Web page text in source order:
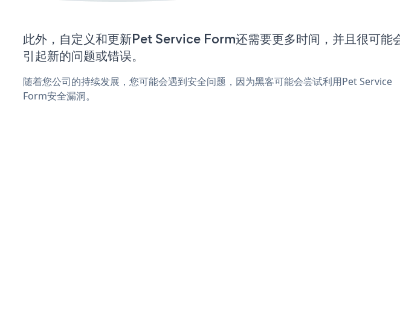
此外，自定义和更新Pet Service Form还需要更多时间，并且很可能
引起新的问题或错误。
随着您公司的持续发展，您可能会遇到安全问题，因为黑客可能会尝试利用Pet Service
Form安全漏洞。